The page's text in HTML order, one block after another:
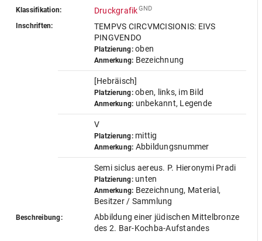
Klassifikation: DruckgrafikGND
Inschriften:
TEMPVS CIRCVMCISIONIS: EIVS
PINGVENDO
Platzierung:oben
Anmerkung: Bezeichnung
[Hebräisch]
Platzierung:oben, links, im Bild
Anmerkung: unbekannt, Legende
V
Platzierung:mittig
Anmerkung: Abbildungsnummer
Semi siclus aereus. P. Hieronymi Pradi
Platzierung:unten
Anmerkung: Bezeichnung, Material,
Besitzer / Sammlung
Beschreibung:
Abbildung einer jüdischen Mittelbronze
des 2. Bar-Kochba-Aufstandes